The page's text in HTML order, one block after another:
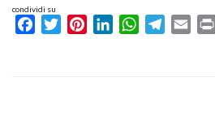
condividi su
FacebookTwitterPinterestLinkedInWhatsAppTelegram
Email